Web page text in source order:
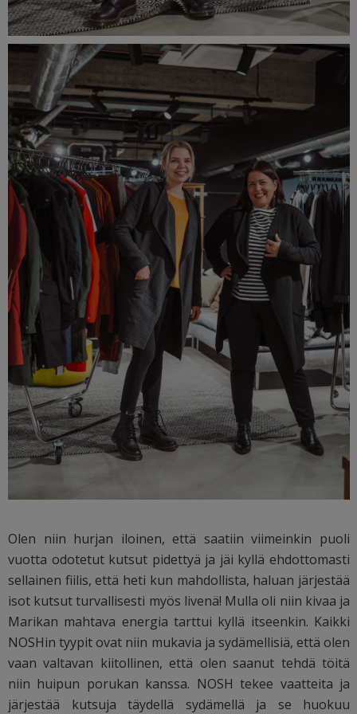
Olen niin hurjan iloinen, että saatiin viimeinkin puoli
vuotta odotetut kutsut pidettyä ja jäi kyllä ehdottomasti
sellainen fiilis, että heti kun mahdollista, haluan järjestää
isot kutsut turvallisesti myös livenä! Mulla oli niin kivaa ja
Marikan mahtava energia tarttui kyllä itseenkin. Kaikki
NOSHin tyypit ovat niin mukavia ja sydämellisiä, että olen
vaan valtavan kiitollinen, että olen saanut tehdä töitä
niin huipun porukan kanssa. NOSH tekee vaatteita ja
järjestää kutsuja täydellä sydämellä ja se huokuu